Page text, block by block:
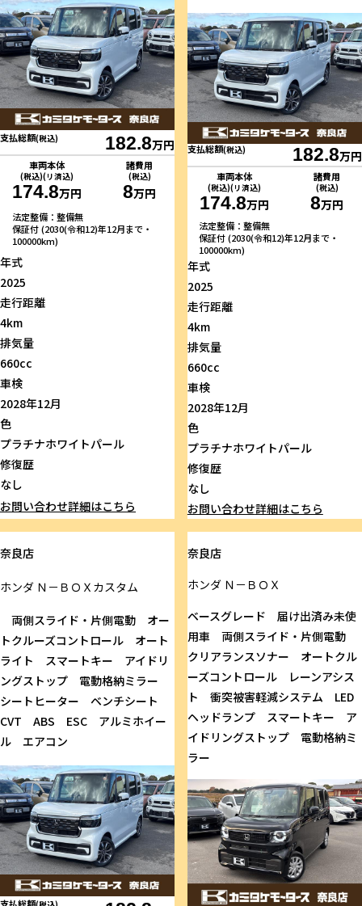
支払総額(税込) 182.8万円
車両本体
(税込)(リ済込)
174.8万円
諸費用
(税込)
8万円
法定整備：整備無
保証付 (2030(令和12)年12月まで・
100000km)
年式
2025
走行距離
4km
排気量
660cc
車検
2028年12月
色
プラチナホワイトパール
修復歴
なし
お問い合わせ詳細はこちら
支払総額(税込) 182.8万円
車両本体
(税込)(リ済込)
174.8万円
諸費用
(税込)
8万円
法定整備：整備無
保証付 (2030(令和12)年12月まで・
100000km)
年式
2025
走行距離
4km
排気量
660cc
車検
2028年12月
色
プラチナホワイトパール
修復歴
なし
お問い合わせ詳細はこちら
奈良店
ホンダ Ｎ－ＢＯＸカスタム
両側スライド・片側電動 オー
トクルーズコントロール オート
ライト スマートキー アイドリ
ングストップ 電動格納ミラー
シートヒーター ベンチシート
CVT ABS ESC アルミホイー
ル エアコン
奈良店
ホンダＮ－ＢＯＸ
ベースグレード 届け出済み未使
用車 両側スライド・片側電動
クリアランスソナー オートクル
ーズコントロール レーンアシス
ト 衝突被害軽減システム LED
ヘッドランプ スマートキー ア
イドリングストップ 電動格納ミ
ラー